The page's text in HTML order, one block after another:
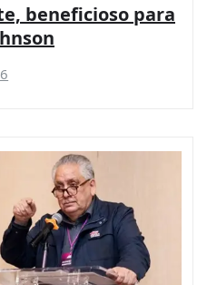
beneficioso para